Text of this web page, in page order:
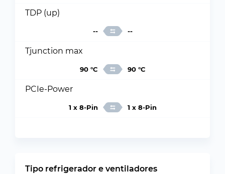
TDP (up)
-- --
Tjunction max
90 °C 90 °C
PCIe-Power
1 x 8-Pin 1 x 8-Pin
Tipo refrigerador e ventiladores